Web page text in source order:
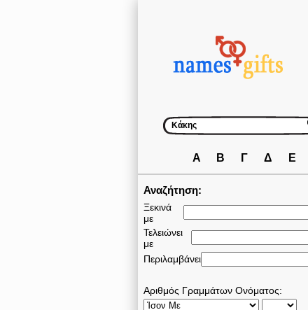
Α Β Γ Δ Ε
Αναζήτηση:
Ξεκινά
με
Τελειώνει
με
Περιλαμβάνει
Αριθμός Γραμμάτων Ονόματος: